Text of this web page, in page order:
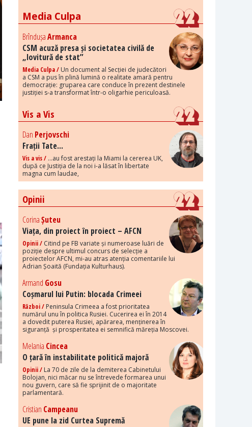
Media Culpa
BrîndușaArmanca
CSM acuză presa și societatea civilă de
„lovitură de stat”
Media Culpa / Un document al Secției de judecători
a CSM a pus în plină lumină o realitate amară pentru
democrație: gruparea care conduce în prezent destinele
justiției s-a transformat într-o oligarhie periculoasă.
Vis a Vis
Dan Perjovschi
Frații Tate...
Vis a vis / ...au fost arestați la Miami la cererea UK,
după ce Justiția de la noi i-a lăsat în libertate
magna cum laudae,
Opinii
CorinaȘuteu
Viața, din proiect în proiect – AFCN
Opinii / Citind pe FB variate și numeroase luări de
poziție despre ultimul concurs de selecție a
proiectelor AFCN, mi-au atras atenția comentariile lui
Adrian Șoaită (Fundația Kulturhaus).
Armand Gosu
Coșmarul lui Putin: blocada Crimeei
Război / Peninsula Crimeea a fost prioritatea
numărul unu în politica Rusiei. Cucerirea ei în 2014
a dovedit puterea Rusiei, apărarea, menținerea în
siguranță și prosperitatea ei semnifică măreția Moscovei.
Melania Cincea
O țară în instabilitate politică majoră
Opinii / La 70 de zile de la demiterea Cabinetului
Bolojan, nici măcar nu se întrevede formarea unui
nou guvern, care să fie sprijinit de o majoritate
parlamentară.
Cristian Campeanu
UE pune la zid Curtea Supremă